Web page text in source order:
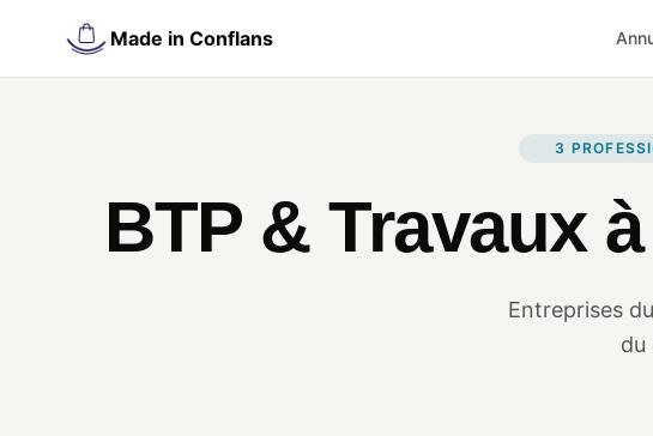
Made in Conflans
3
BTP & Travaux
Entreprises
du